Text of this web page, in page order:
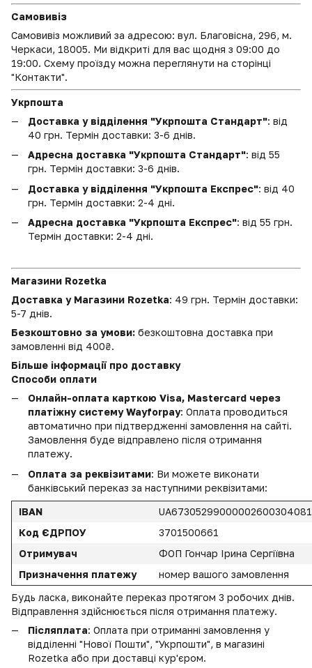
Самовивіз
Самовивіз можливий за адресою: вул. Благовісна, 296, м.
Черкаси, 18005. Ми відкриті для вас щодня з 09:00 до
19:00. Схему проїзду можна переглянути на сторінці
"Контакти".
Укрпошта
Доставка у відділення "Укрпошта Стандарт": від
40 грн. Термін доставки: 3-6 днів.
Адресна доставка "Укрпошта Стандарт": від 55
грн. Термін доставки: 3-6 днів.
Доставка у відділення "Укрпошта Експрес": від 40
грн. Термін доставки: 2-4 дні.
Адресна доставка "Укрпошта Експрес": від 55 грн.
Термін доставки: 2-4 дні.
Магазини Rozetka
Доставка у Магазини Rozetka: 49 грн. Термін доставки:
5-7 днів.
Безкоштовно за умови: безкоштовна доставка при
замовленні від 400₴.
Більше інформації про доставку
Способи оплати
Онлайн-оплата карткою Visa, Mastercard через
платіжну систему Wayforpay: Оплата проводиться
автоматично при підтвердженні замовлення на сайті.
Замовлення буде відправлено після отримання
платежу.
Оплата за реквізитами: Ви можете виконати
банківський переказ за наступними реквізитами:
IBAN
Код ЄДРПОУ
3701500661
Отримувач
ФОП Гончар Ірина Сергіївна
Призначення платежу
номер вашого замовлення
Будь ласка, виконайте переказ протягом 3 робочих днів.
Відправлення здійснюється після отримання платежу.
Післяплата: Оплата при отриманні замовлення у
відділенні "Нової Пошти", "Укрпошти", в магазині
Rozetka або при доставці кур'єром.